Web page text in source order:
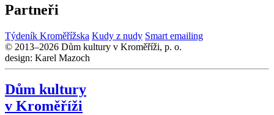
Partneři
Týdeník Kroměřížska Kudy z nudy Smart emailing
© 2013–2026 Dům kultury v Kroměříži, p. o.
design: Karel Mazoch
Dům kultury
v Kroměříži